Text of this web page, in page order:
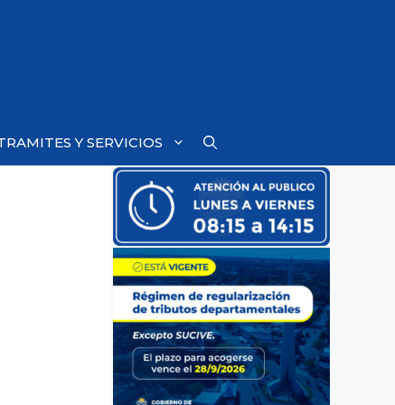
Y SERVICIOS